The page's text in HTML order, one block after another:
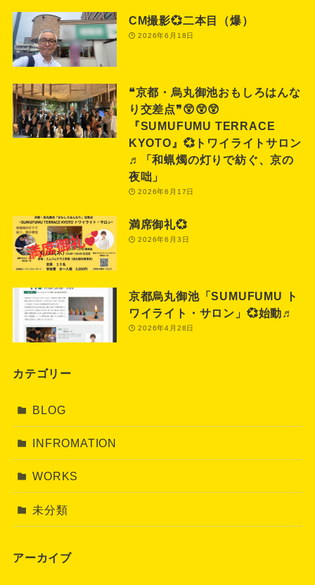
CM撮影💞二本目（爆）
2026年6月18日
❝京都・烏丸御池おもしろはんな
り交差点❞😲😲😲
『SUMUFUMU TERRACE
KYOTO』💞トワイライトサロン
♬「和蝋燭の灯りで紡ぐ、京の
夜咄」
2026年6月17日
満席御礼💞
2026年6月3日
京都烏丸御池「SUMUFUMU ト
ワイライト・サロン」💞始動♬
2026年4月28日
カテゴリー
BLOG
INFROMATION
WORKS
未分類
アーカイブ